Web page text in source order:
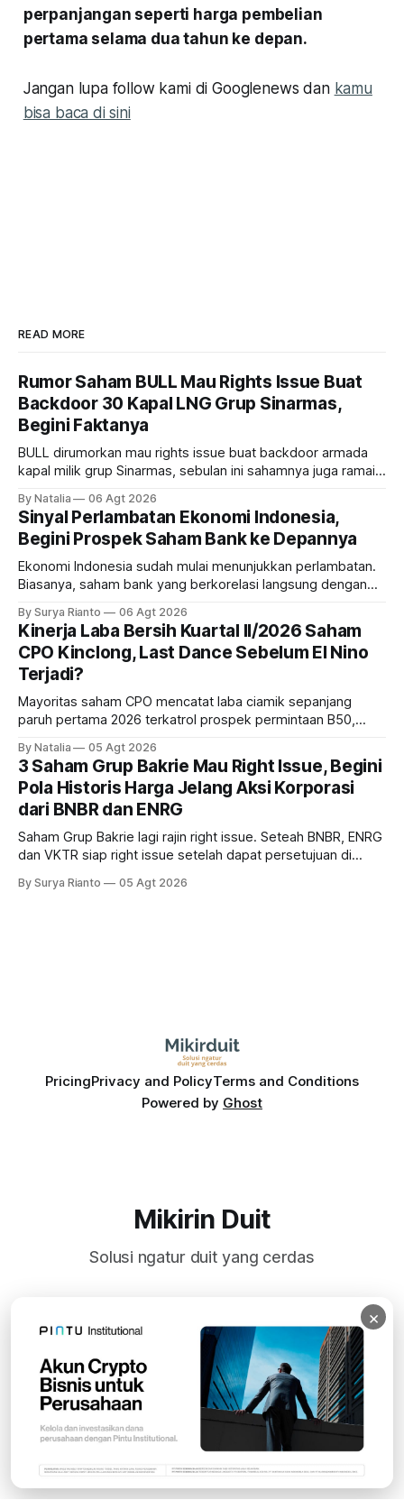
perpanjangan seperti harga pembelian
pertama selama dua tahun ke depan.
Jangan lupa follow kami di Googlenews dan kamu
bisa baca di sini
READ MORE
Rumor Saham BULL Mau Rights Issue Buat
Backdoor 30 Kapal LNG Grup Sinarmas,
Begini Faktanya
BULL dirumorkan mau rights issue buat backdoor armada
kapal milik grup Sinarmas, sebulan ini sahamnya juga ramai
masih menarik dilirik?
By Natalia 06 Agt 2026
Sinyal Perlambatan Ekonomi Indonesia,
Begini Prospek Saham Bank ke Depannya
Ekonomi Indonesia sudah mulai menunjukkan perlambatan.
Biasanya, saham bank yang berkorelasi langsung dengan
bank ke depannya?
By Surya Rianto 06 Agt 2026
Kinerja Laba Bersih Kuartal II/2026 Saham
CPO Kinclong, Last Dance Sebelum El Nino
Terjadi?
Mayoritas saham CPO mencatat laba ciamik sepanjang
paruh pertama 2026 terkatrol prospek permintaan B50,
diprediksi semakin terlihat mendekati 2027. Kira-kira gimana
prospeknya? apakah masih menarik dilirik sektor ini?
By Natalia 05 Agt 2026
3 Saham Grup Bakrie Mau Right Issue, Begini
Pola Historis Harga Jelang Aksi Korporasi
dari BNBR dan ENRG
Saham Grup Bakrie lagi rajin right issue. Seteah BNBR, ENRG
dan VKTR siap right issue setelah dapat persetujuan di
pola saham Grup Bakrie jelang right issue
By Surya Rianto 05 Agt 2026
PricingPrivacy and PolicyTerms and Conditions
Powered by Ghost
Mikirin Duit
Solusi ngatur duit yang cerdas
Subscribe
×